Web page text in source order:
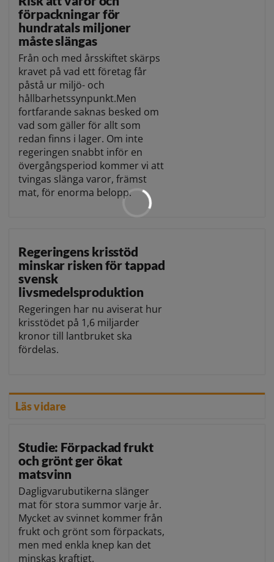
förpackningar för
hundratals miljoner
måste slängas
Från och med årsskiftet skärps
kravet på vad ett företag får
påstå ur miljö- och
hållbarhetssynpunkt.Men
fortfarande saknas besked om
vad som gäller för allt som
redan finns i lager. Om inte
regeringen snabbt inför en
övergångsperiod kommer vi att
tvingas slänga varor, främst
mat, för enorma belopp.
Regeringens krisstöd
minskar risken för tappad
svensk
livsmedelsproduktion
Regeringen har nu aviserat hur
krisstödet på 1,6 miljarder
kronor till lantbruket ska
fördelas.
Läs vidare
Studie: Förpackad frukt
och grönt ger ökat
matsvinn
Dagligvarubutikerna slänger
mat för stora summor varje år.
Mycket av svinnet kommer från
frukt och grönt som förpackats,
men med enkla knep kan det
minskas kraftigt.